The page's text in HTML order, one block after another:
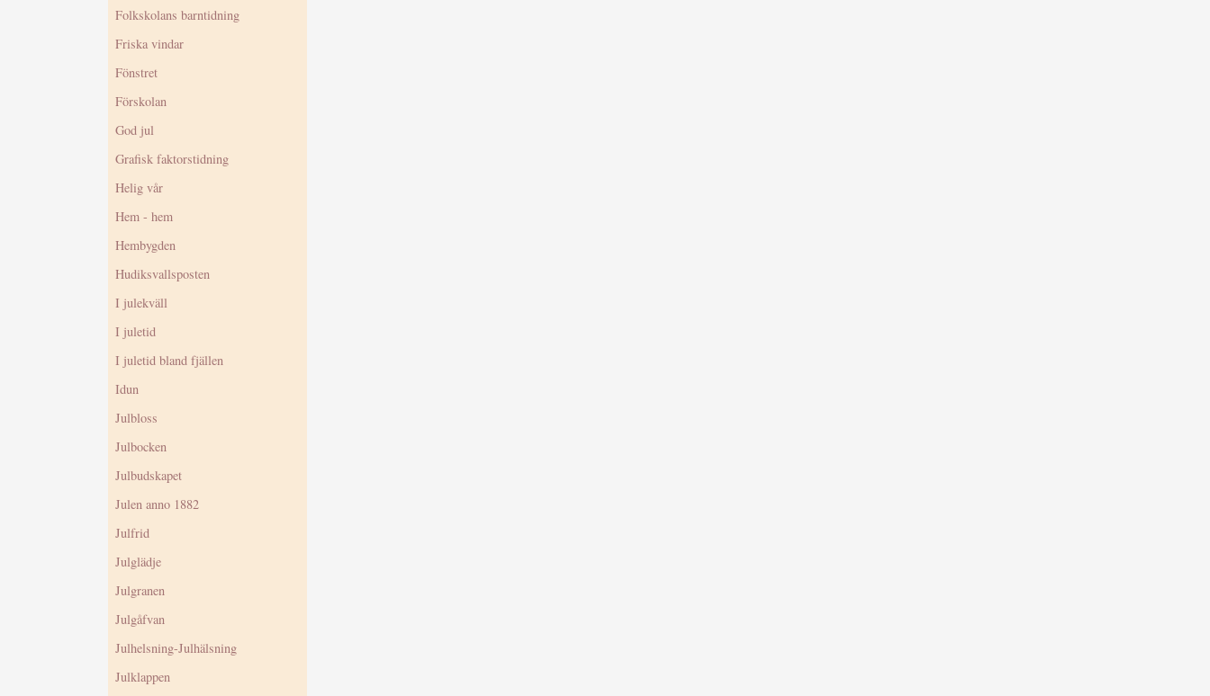
Folkskolans barntidning
Friska vindar
Fönstret
Förskolan
God jul
Grafisk faktorstidning
Helig vår
Hem - hem
Hembygden
Hudiksvallsposten
I julekväll
I juletid
I juletid bland fjällen
Idun
Julbloss
Julbocken
Julbudskapet
Julen anno 1882
Julfrid
Julglädje
Julgranen
Julgåfvan
Julhelsning-Julhälsning
Julklappen